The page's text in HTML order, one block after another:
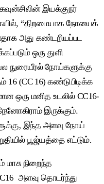
இயக்குநர்
“திறமையாக நோயைக்
அது கண்டறியப்பட
ஒரு துளி
நுரையீரல் நோய்களுக்கு
16 (CC 16) கண்டுபிடிக்க
ஒரு மனித உடலில் CC16-
இருக்கும்.
இந்த அளவு நோய்
பூஜ்யத்தை எட்டும்.
மாசு நிறைந்த
அளவு தொடர்ந்து